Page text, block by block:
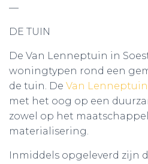
—
DE TUIN
De Van Lenneptuin in
woningtypen rond een
de tuin. De Van Lenneptuin
met het oog op een
zowel op het
materialisering.
Inmiddels opgeleverd zijn